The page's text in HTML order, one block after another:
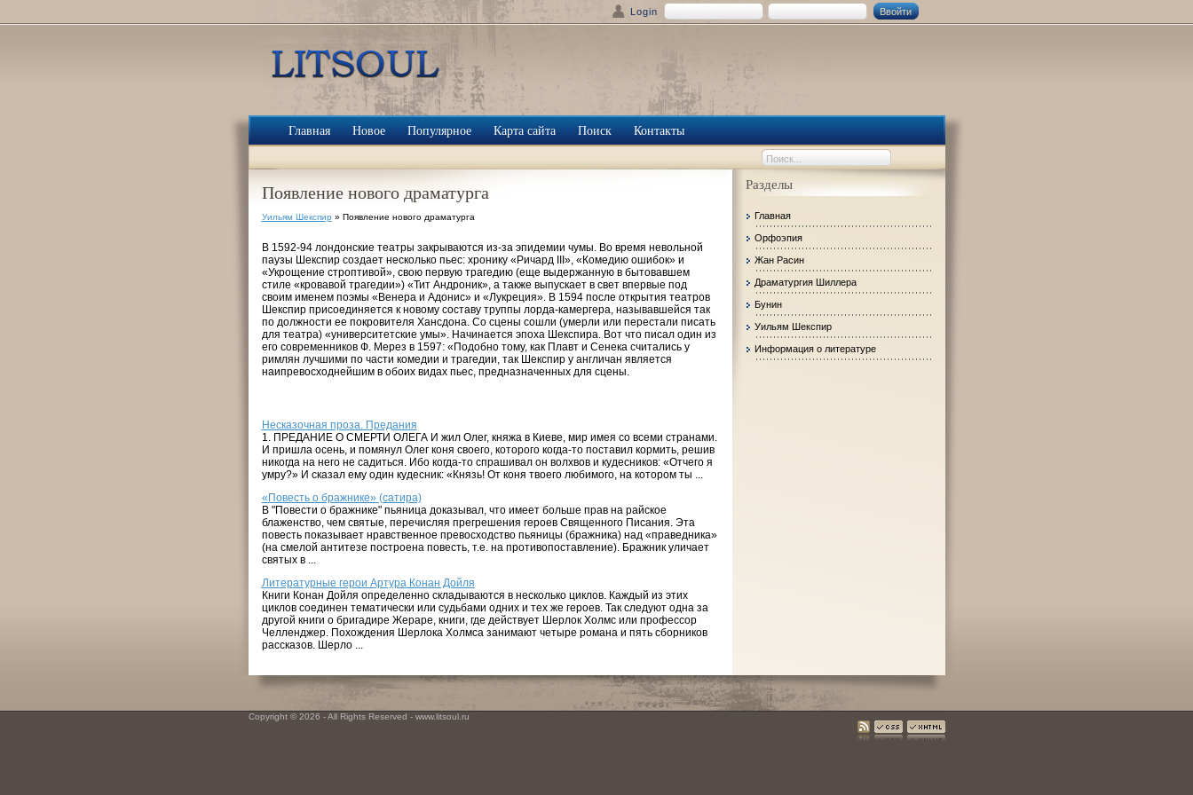
Login
Главная Новое Популярное Карта сайта Поиск Контакты
Появление нового драматурга
Уильям Шекспир » Появление нового драматурга
В 1592-94 лондонские театры закрываются из-за эпидемии чумы. Во время невольной
паузы Шекспир создает несколько пьес: хронику «Ричард III», «Комедию ошибок» и
«Укрощение строптивой», свою первую трагедию (еще выдержанную в бытовавшем
стиле «кровавой трагедии») «Тит Андроник», а также выпускает в свет впервые под
своим именем поэмы «Венера и Адонис» и «Лукреция». В 1594 после открытия театров
Шекспир присоединяется к новому составу труппы лорда-камергера, называвшейся так
по должности ее покровителя Хансдона. Со сцены сошли (умерли или перестали писать
для театра) «университетские умы». Начинается эпоха Шекспира. Вот что писал один из
его современников Ф. Мерез в 1597: «Подобно тому, как Плавт и Сенека считались у
римлян лучшими по части комедии и трагедии, так Шекспир у англичан является
наипревосходнейшим в обоих видах пьес, предназначенных для сцены.
Несказочная проза. Предания
1. ПРЕДАНИЕ О СМЕРТИ ОЛЕГА И жил Олег, княжа в Киеве, мир имея со всеми странами.
И пришла осень, и помянул Олег коня своего, которого когда-то поставил кормить, решив
никогда на него не садиться. Ибо когда-то спрашивал он волхвов и кудесников: «Отчего я
умру?» И сказал ему один кудесник: «Князь! От коня твоего любимого, на котором ты ...
«Повесть о бражнике» (сатира)
В "Повести о бражнике" пьяница доказывал, что имеет больше прав на райское
блаженство, чем святые, перечисляя прегрешения героев Священного Писания. Эта
повесть показывает нравственное превосходство пьяницы (бражника) над «праведника»
(на смелой антитезе построена повесть, т.е. на противопоставление). Бражник уличает
святых в ...
Литературные герои Артура Конан Дойля
Книги Конан Дойля определенно складываются в несколько циклов. Каждый из этих
циклов соединен тематически или судьбами одних и тех же героев. Так следуют одна за
другой книги о бригадире Жераре, книги, где действует Шерлок Холмс или профессор
Челленджер. Похождения Шерлока Холмса занимают четыре романа и пять сборников
рассказов. Шерло ...
Разделы
Главная
Орфоэпия
Жан Расин
Драматургия Шиллера
Бунин
Уильям Шекспир
Информация о литературе
Copyright © 2026 - All Rights Reserved - www.litsoul.ru